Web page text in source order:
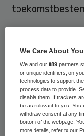
Handen, 2CU,
Nederland,
Naar-Keuze en
perspectief
en hun
dit akkoord.
We Care About
We and our889 partners
or unique identifiers, on
technologies to support
process data to provide.
disable them. If trackers
be as relevant to you.
withdraw consent at any
bottom of the webpage.
more details, refer to our